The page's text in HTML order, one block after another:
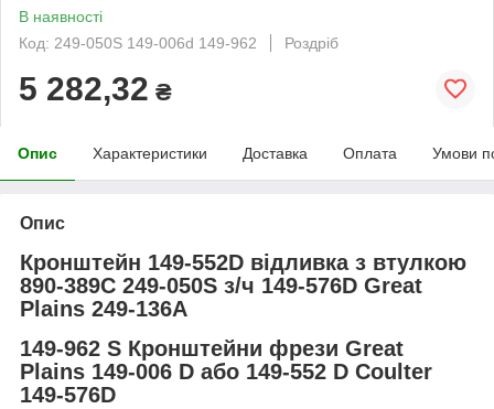
В наявності
Код: 249-050S 149-006d 149-962
Роздріб
5 282,32 ₴
Опис Характеристики Доставка Оплата Умови
Опис
Кронштейн 149-552D відливка з втулкою
890-389C 249-050S з/ч 149-576D Great
Plains 249-136А
149-962 S Кронштейни фрези Great
Plains 149-006 D або 149-552 D Coulter
149-576D